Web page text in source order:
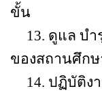
ขั้น
13. ดูแล บำ
ของสถานศึก
14. ปฏิบัติง